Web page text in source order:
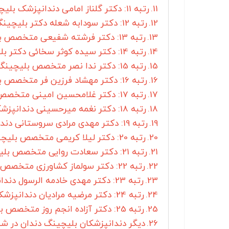
رتبه 11: دکتر گلناز امامی دندانپزشک بلیچینگ دندان شیراز
رتبه 12: دکتر سودابه شعله دکتر بلیچینگ دندان در شیراز
رتبه 13: دکتر فرشته شفیعی متخصص بلیچینگ شیراز
رتبه 14: دکتر سیده کوثر سخائی دکتر بلیچینگ دندان شیراز
رتبه 15: دکتر ندا نصر متخصص بلیچینگ دندان شیراز
رتبه 16: دکتر مهشاد فرزین فر متخصص بلیچینگ دندان شیراز
رتبه 17: دکتر غلامحسین امینی متخصص بلیچینگ دندان شیراز
رتبه 18: دکتر نغمه میرحسینی دندانپزشک بلیچینگ دندان شیراز
رتبه 19: دکتر مهدی مرادی سروستانی دندانپزشک بلیچینگ شیراز
رتبه 20: دکتر لیلا کریمی متخصص بلیچینگ دندان شیراز
رتبه 21: دکتر سعادت روایی متخصص بلیچینگ دندان شیراز
رتبه 22: دکتر سولماز کشاورزی متخصص بلیچینگ در شیراز
رتبه 23: دکتر مهدی خادمه الرسول دندانپزشک بلیچینگ دندان در شیراز
رتبه 24: دکتر مرضیه مرادیان دندانپزشک بلیچینگ دندان شیراز
رتبه 25: دکتر آزاده انجم روز متخصص بلیچینگ دندان شیراز
دیگر دندانپزشکان بلیچینگ دندان در